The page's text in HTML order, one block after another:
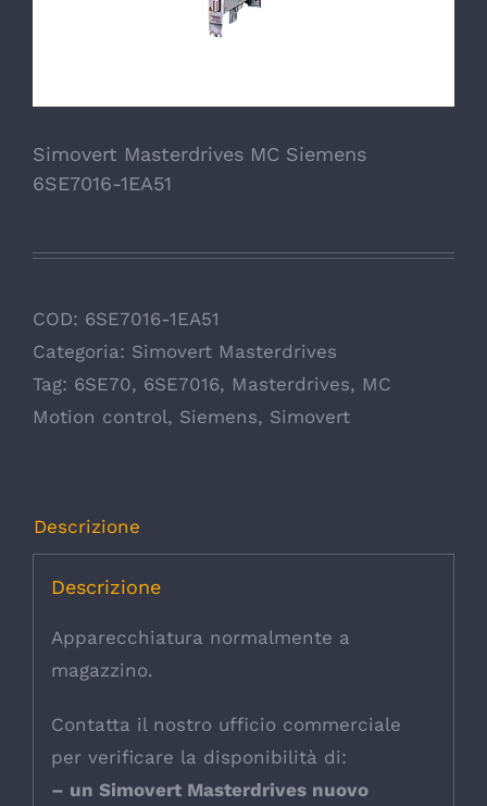
Simovert Masterdrives MC Siemens
6SE7016-1EA51
COD: 6SE7016-1EA51
Categoria: Simovert Masterdrives
Tag: 6SE70, 6SE7016, Masterdrives, MC
Motion control, Siemens, Simovert
Descrizione
Descrizione
Apparecchiatura normalmente a
magazzino.
Contatta il nostro ufficio commerciale
per verificare la disponibilità di:
– un Simovert Masterdrives nuovo